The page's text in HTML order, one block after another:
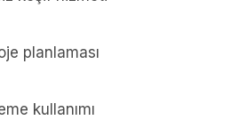
planlaması
kullanımı